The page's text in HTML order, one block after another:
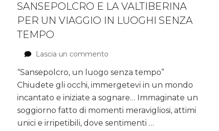
SANSEPOLCRO E LA VALTIBERINA
PER UN VIAGGIO IN LUOGHI SENZA
TEMPO
Lascia un commento
e
la
Valtiberina
un
viaggio
“Sansepolcro, un luogo senza tempo”
Chiudete gli occhi, immergetevi in un mondo
incantato e iniziate a sognare… Immaginate un
soggiorno fatto di momenti meravigliosi, attimi
unici e irripetibili, dove sentimenti …